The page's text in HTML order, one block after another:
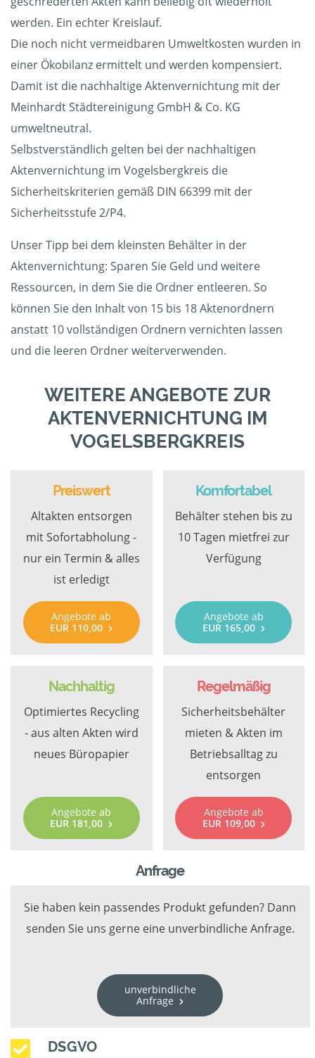
werden. Ein echter Kreislauf.
Die noch nicht vermeidbaren Umweltkosten wurden in
einer Ökobilanz ermittelt und werden kompensiert.
Damit ist die nachhaltige Aktenvernichtung mit der
Meinhardt Städtereinigung GmbH & Co. KG
umweltneutral.
Selbstverständlich gelten bei der nachhaltigen
Aktenvernichtung im Vogelsbergkreis die
Sicherheitskriterien gemäß DIN 66399 mit der
Sicherheitsstufe 2/P4.
Unser Tipp bei dem kleinsten Behälter in der
Aktenvernichtung: Sparen Sie Geld und weitere
Ressourcen, in dem Sie die Ordner entleeren. So
können Sie den Inhalt von 15 bis 18 Aktenordnern
anstatt 10 vollständigen Ordnern vernichten lassen
und die leeren Ordner weiterverwenden.
WEITERE ANGEBOTE ZUR
AKTENVERNICHTUNG IM
VOGELSBERGKREIS
Preiswert
Altakten entsorgen
mit Sofortabholung -
nur ein Termin & alles
ist erledigt
Angebote ab
EUR 110,00
Komfortabel
Behälter stehen bis zu
10 Tagen mietfrei zur
Verfügung
Angebote ab
EUR 165,00
Nachhaltig
Optimiertes Recycling
- aus alten Akten wird
neues Büropapier
Angebote ab
EUR 181,00
Regelmäßig
Sicherheitsbehälter
mieten & Akten im
Betriebsalltag zu
entsorgen
Angebote ab
EUR 109,00
Anfrage
Sie haben kein passendes Produkt gefunden? Dann
senden Sie uns gerne eine unverbindliche Anfrage.
unverbindliche
Anfrage
DSGVO